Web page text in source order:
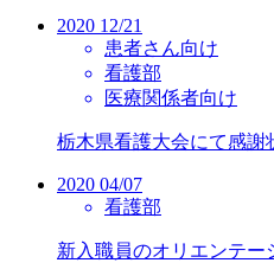
2020 12/21
患者さん向け
看護部
医療関係者向け
栃木県看護大会にて感謝
2020 04/07
看護部
新入職員のオリエンテー